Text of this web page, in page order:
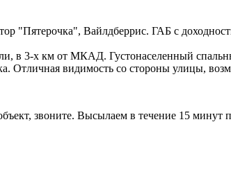
"Пятерочка", Вайлдберрис. ГАБ с
в 3-х км от МКАД. Густонаселенный
Отличная видимость со стороны улицы,
Высылаем в течение 15 минут